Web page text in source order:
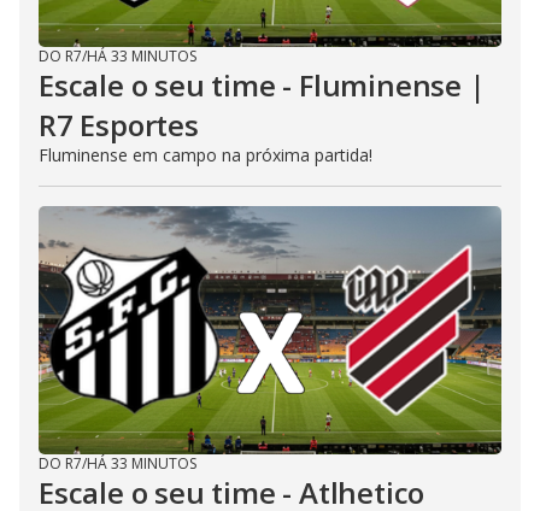
DO R7/HÁ 33 MINUTOS
Escale o seu time - Fluminense |
R7 Esportes
Fluminense em campo na próxima partida!
DO R7/HÁ 33 MINUTOS
Escale o seu time - Atlhetico